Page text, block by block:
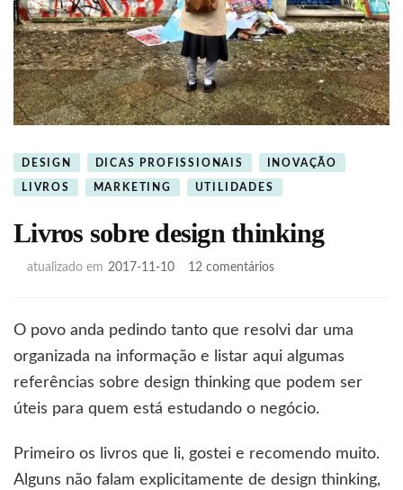
DESIGN DICAS PROFISSIONAIS INOVAÇÃO
LIVROS MARKETING UTILIDADES
Livros sobre design thinking
atualizado em 2017-11-10 12 comentáriosem
design
O povo anda pedindo tanto que resolvi dar uma
organizada na informação e listar aqui algumas
referências sobre design thinking que podem ser
úteis para quem está estudando o negócio.
Primeiro os livros que li, gostei e recomendo muito.
Alguns não falam explicitamente de design thinking,